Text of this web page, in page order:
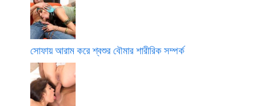
সোফায় আরাম করে শ্বশুর বৌমার শারীরিক সম্পর্ক